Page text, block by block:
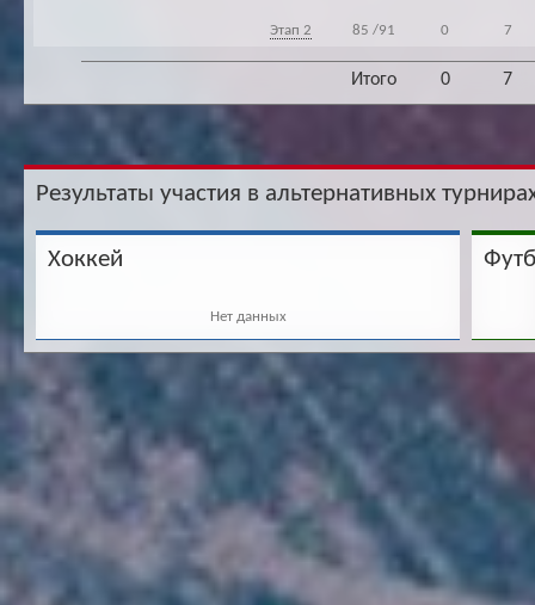
Этап 2 85 /91 0 7
Итого 0 7
Результаты участия в альтернативных
Хоккей
Нет данных